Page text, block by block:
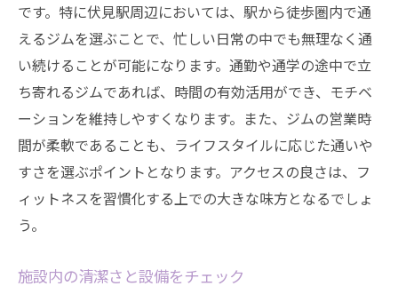
駅周辺のジムの特徴を比較
健康をサポートする駅近ジムの魅力
フィットネスライフを充実させるためのジ
ム選び
最新設備を誇るジムで効率的なトレーニングを
最新のトレーニング機器を活用する利点
設備がトレーニング効率に与える効果
設備の充実度を確認する方法
です。特に伏見駅周辺においては、駅から徒歩圏内で通
えるジムを選ぶことで、忙しい日常の中でも無理なく通
い続けることが可能になります。通勤や通学の途中で立
ち寄れるジムであれば、時間の有効活用ができ、モチベ
ーションを維持しやすくなります。また、ジムの営業時
間が柔軟であることも、ライフスタイルに応じた通いや
すさを選ぶポイントとなります。アクセスの良さは、フ
ィットネスを習慣化する上での大きな味方となるでしょ
う。
施設内の清潔さと設備をチェック